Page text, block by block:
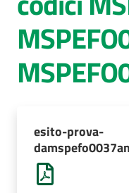
esito-prova-